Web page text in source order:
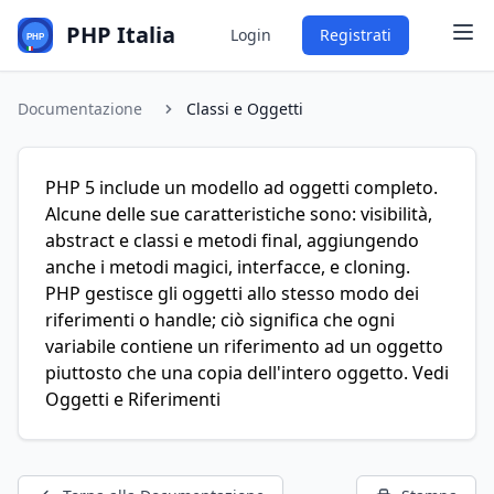
PHP Italia Login Registrati
Documentazione Classi e Oggetti
PHP 5 include un modello ad oggetti completo.
Alcune delle sue caratteristiche sono: visibilità,
abstracte classi e metodi final, aggiungendo
anche i metodi magici, interfacce, ecloning.
PHP gestisce gli oggetti allo stesso modo dei
riferimenti o handle; ciò significa che ogni
variabile contiene un riferimento ad un oggetto
piuttosto che una copia dell'intero oggetto. Vedi
Oggetti e Riferimenti